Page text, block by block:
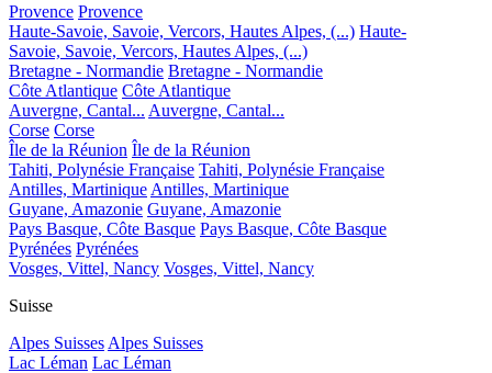
Provence Provence
Haute-Savoie, Savoie, Vercors, Hautes Alpes, (...) Haute-
Savoie, Savoie, Vercors, Hautes Alpes, (...)
Bretagne - Normandie Bretagne - Normandie
Côte Atlantique Côte Atlantique
Auvergne, Cantal... Auvergne, Cantal...
Corse Corse
Île de la Réunion Île de la Réunion
Tahiti, Polynésie Française Tahiti, Polynésie Française
Antilles, Martinique Antilles, Martinique
Guyane, Amazonie Guyane, Amazonie
Pays Basque, Côte Basque Pays Basque, Côte Basque
Pyrénées Pyrénées
Vosges, Vittel, Nancy Vosges, Vittel, Nancy
Suisse
Alpes Suisses Alpes Suisses
Lac Léman Lac Léman